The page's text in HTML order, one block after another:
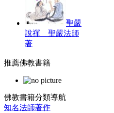
聖嚴
說禪 聖嚴法師
著
推薦佛教書籍
佛教書籍分類導航
知名法師著作